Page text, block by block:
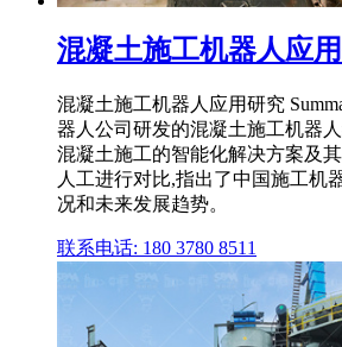
混凝土施工机器人应
混凝土施工机器人应用研究
器人公司研发的混凝土施工机器
混凝土施工的智能化解决方案及
人工进行对比,指出了中国施工机
况和未来发展趋势。
联系电话: 180 3780 8511